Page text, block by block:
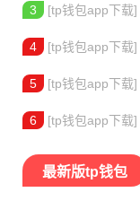
3 [tp钱包app下载]
4 [tp钱包app下载]
5 [tp钱包app下载]
6 [tp钱包app下载]
最新版tp钱包